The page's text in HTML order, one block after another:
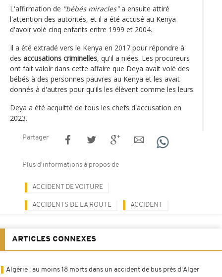
L'affirmation de "bébés miracles"a ensuite attiré
l'attention des autorités, et il a été accusé au Kenya
d'avoir volé cinq enfants entre 1999 et 2004.
Il a été extradé vers le Kenya en 2017 pour répondre à
des accusations criminelles, qu'il a niées. Les procureurs
ont fait valoir dans cette affaire que Deya avait volé des
bébés à des personnes pauvres au Kenya et les avait
donnés à d'autres pour qu'ils les élèvent comme les leurs.
Deya a été acquitté de tous les chefs d'accusation en
2023.
Partager
Plus d'informations à propos de
ACCIDENT DE VOITURE
ACCIDENTS DE LA ROUTE ACCIDENT
ARTICLES CONNEXES
Algérie : au moins 18 morts dans un accident de bus près d'Alger